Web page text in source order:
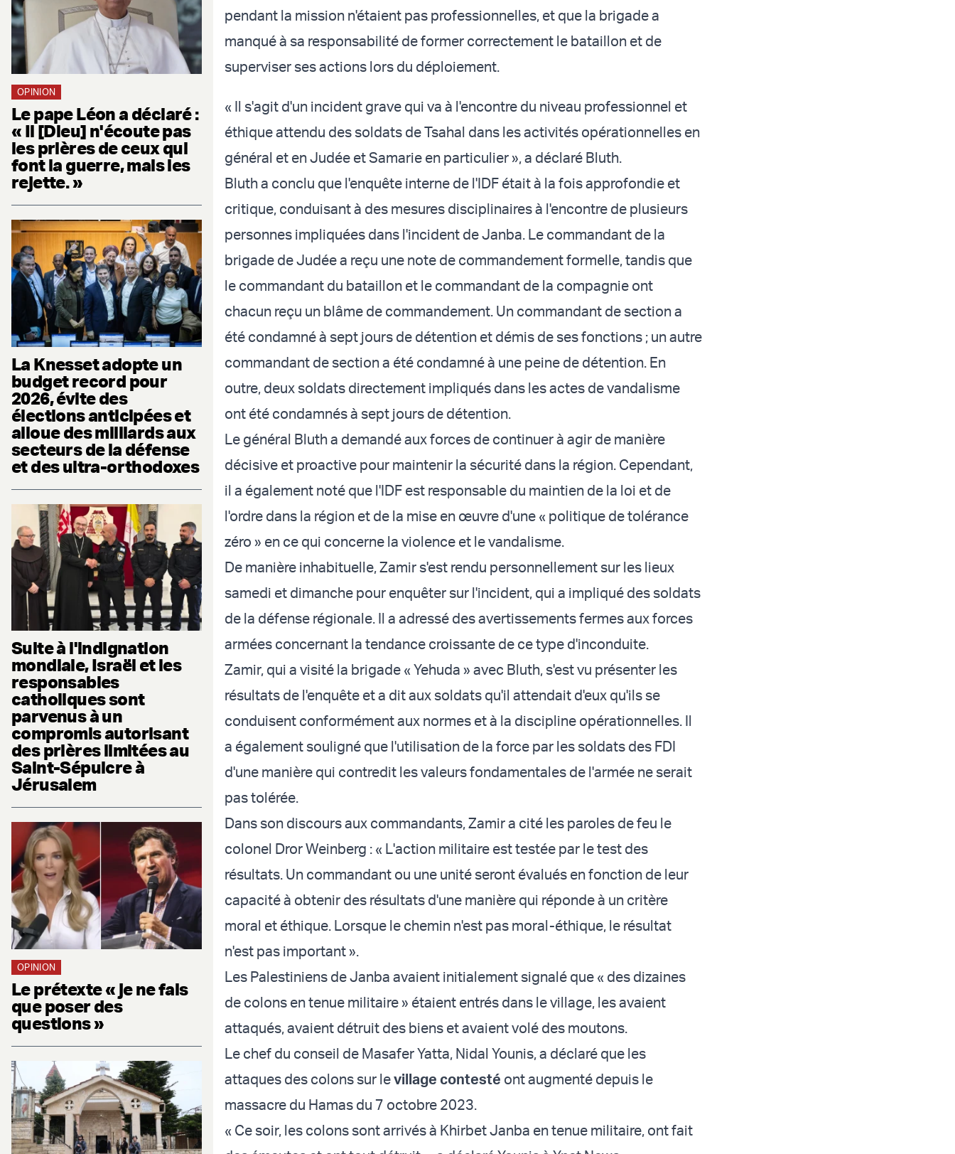
OPINION
Le pape Léon a déclaré :
« Il [Dieu] n'écoute pas
les prières de ceux qui
font la guerre, mais les
rejette. »
La Knesset adopte un
budget record pour
2026, évite des
élections anticipées et
alloue des milliards aux
secteurs de la défense
et des ultra-orthodoxes
Suite à l'indignation
mondiale, Israël et les
responsables
catholiques sont
parvenus à un
compromis autorisant
des prières limitées au
Saint-Sépulcre à
Jérusalem
OPINION
Le prétexte « je ne fais
que poser des
questions »
pendant la mission n'étaient pas professionnelles, et que la brigade a
manqué à sa responsabilité de former correctement le bataillon et de
superviser ses actions lors du déploiement.
« Il s'agit d'un incident grave qui va à l'encontre du niveau professionnel et
éthique attendu des soldats de Tsahal dans les activités opérationnelles en
général et en Judée et Samarie en particulier », a déclaré Bluth.
Bluth a conclu que l'enquête interne de l'IDF était à la fois approfondie et
critique, conduisant à des mesures disciplinaires à l'encontre de plusieurs
personnes impliquées dans l'incident de Janba. Le commandant de la
brigade de Judée a reçu une note de commandement formelle, tandis que
le commandant du bataillon et le commandant de la compagnie ont
chacun reçu un blâme de commandement. Un commandant de section a
été condamné à sept jours de détention et démis de ses fonctions ; un autre
commandant de section a été condamné à une peine de détention. En
outre, deux soldats directement impliqués dans les actes de vandalisme
ont été condamnés à sept jours de détention.
Le général Bluth a demandé aux forces de continuer à agir de manière
décisive et proactive pour maintenir la sécurité dans la région. Cependant,
il a également noté que l'IDF est responsable du maintien de la loi et de
l'ordre dans la région et de la mise en œuvre d'une « politique de tolérance
zéro » en ce qui concerne la violence et le vandalisme.
De manière inhabituelle, Zamir s'est rendu personnellement sur les lieux
samedi et dimanche pour enquêter sur l'incident, qui a impliqué des soldats
de la défense régionale. Il a adressé des avertissements fermes aux forces
armées concernant la tendance croissante de ce type d'inconduite.
Zamir, qui a visité la brigade « Yehuda » avec Bluth, s'est vu présenter les
résultats de l'enquête et a dit aux soldats qu'il attendait d'eux qu'ils se
conduisent conformément aux normes et à la discipline opérationnelles. Il
a également souligné que l'utilisation de la force par les soldats des FDI
d'une manière qui contredit les valeurs fondamentales de l'armée ne serait
pas tolérée.
Dans son discours aux commandants, Zamir a cité les paroles de feu le
colonel Dror Weinberg : « L'action militaire est testée par le test des
résultats. Un commandant ou une unité seront évalués en fonction de leur
capacité à obtenir des résultats d'une manière qui réponde à un critère
moral et éthique. Lorsque le chemin n'est pas moral-éthique, le résultat
n'est pas important ».
Les Palestiniens de Janba avaient initialement signalé que « des dizaines
de colons en tenue militaire » étaient entrés dans le village, les avaient
attaqués, avaient détruit des biens et avaient volé des moutons.
Le chef du conseil de Masafer Yatta, Nidal Younis, a déclaré que les
attaques des colons sur levillage contesté ont augmenté depuis le
massacre du Hamas du 7 octobre 2023.
« Ce soir, les colons sont arrivés à Khirbet Janba en tenue militaire, ont fait